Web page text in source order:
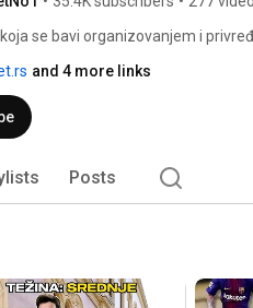
se bavi organizovanjem i
and 4 more links
Posts